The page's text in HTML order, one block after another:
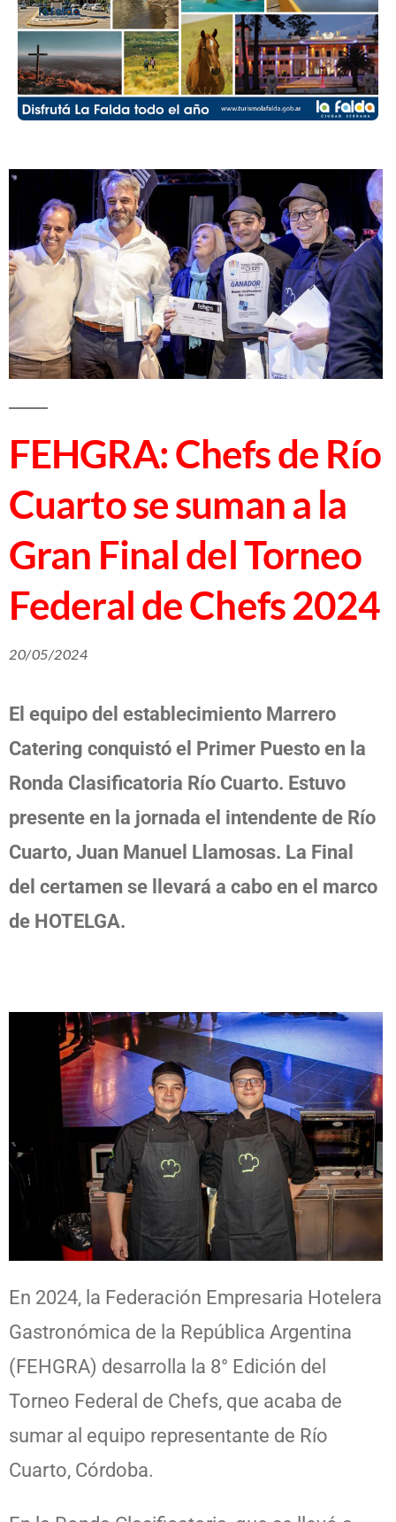
FEHGRA: Chefs de Río
Cuarto se suman a la
Gran Final del Torneo
Federal de Chefs 2024
20/05/2024
El equipo del establecimiento Marrero
Catering conquistó el Primer Puesto en la
Ronda Clasificatoria Río Cuarto. Estuvo
presente en la jornada el intendente de Río
Cuarto, Juan Manuel Llamosas. La Final
del certamen se llevará a cabo en el marco
de HOTELGA.
En 2024, la Federación Empresaria Hotelera
Gastronómica de la República Argentina
(FEHGRA) desarrolla la 8° Edición del
Torneo Federal de Chefs, que acaba de
sumar al equipo representante de Río
Cuarto, Córdoba.